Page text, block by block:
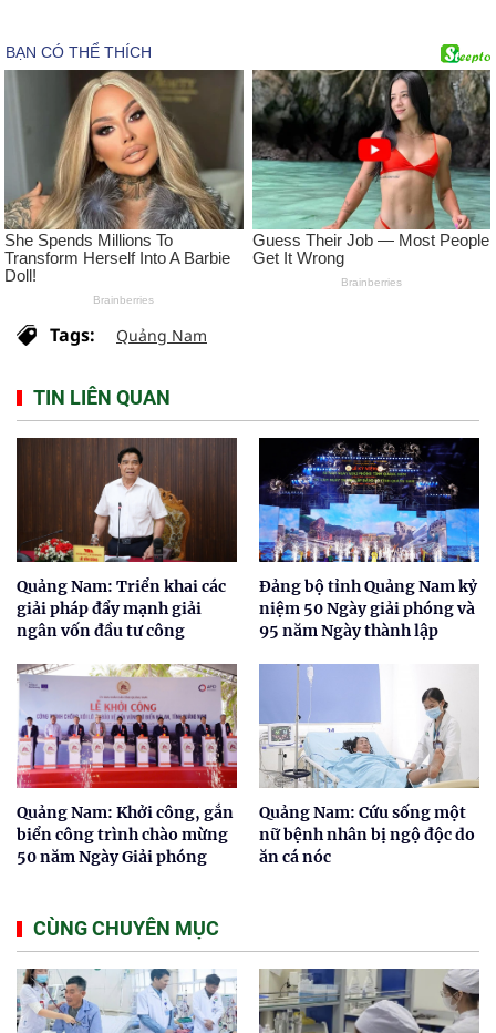
Tags: Quảng Nam
TIN LIÊN QUAN
Quảng Nam: Triển khai các
giải pháp đẩy mạnh giải
ngân vốn đầu tư công
Đảng bộ tỉnh Quảng Nam kỷ
niệm 50 Ngày giải phóng và
95 năm Ngày thành lập
Quảng Nam: Khởi công, gắn
biển công trình chào mừng
50 năm Ngày Giải phóng
Quảng Nam: Cứu sống một
nữ bệnh nhân bị ngộ độc do
ăn cá nóc
CÙNG CHUYÊN MỤC